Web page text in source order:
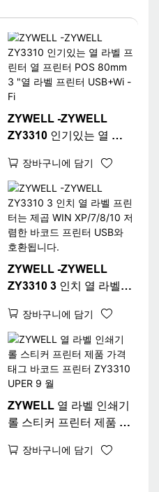
ZYWELL -ZYWELL
ZY3310 인기있는 열 라
80mm 3 "열 라벨 프린터
USB+Wi -Fi
장바구니에 담기
ZYWELL -ZYWELL
ZY3310 3 인치 열 라벨
XP/7/8/10 저렴한 바코드
프린터 USB와 호환됩니
다.
장바구니에 담기
ZYWELL 열 라벨 인쇄기
롤 스티커 프린터 제품 가
ZY3310 UPER 9 월
장바구니에 담기